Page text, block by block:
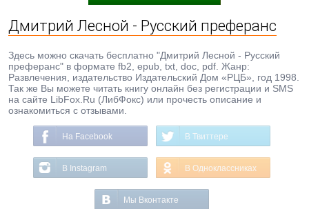
Дмитрий Лесной - Русский преферанс
Здесь можно скачать бесплатно "Дмитрий Лесной - Русский
преферанс" в формате fb2, epub, txt, doc, pdf. Жанр:
Развлечения, издательство Издательский Дом «РЦБ», год 1998.
Так же Вы можете читать книгу онлайн без регистрации и SMS
на сайте LibFox.Ru (ЛибФокс) или прочесть описание и
ознакомиться с отзывами.
На Facebook В Твиттере
В Instagram В Одноклассниках
Мы Вконтакте